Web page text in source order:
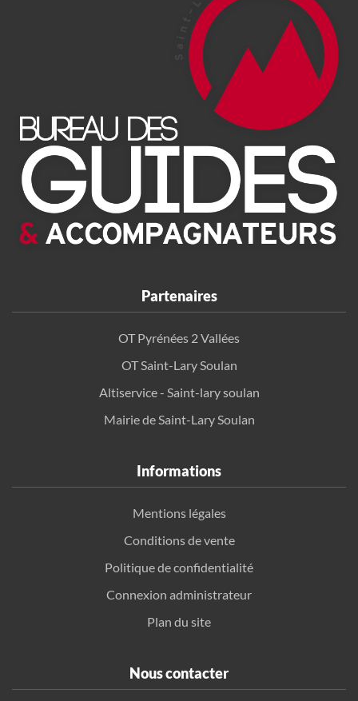
Partenaires
OT Pyrénées 2 Vallées
OT Saint-Lary Soulan
Altiservice - Saint-lary soulan
Mairie de Saint-Lary Soulan
Informations
Mentions légales
Conditions de vente
Politique de confidentialité
Connexion administrateur
Plan du site
Nous contacter